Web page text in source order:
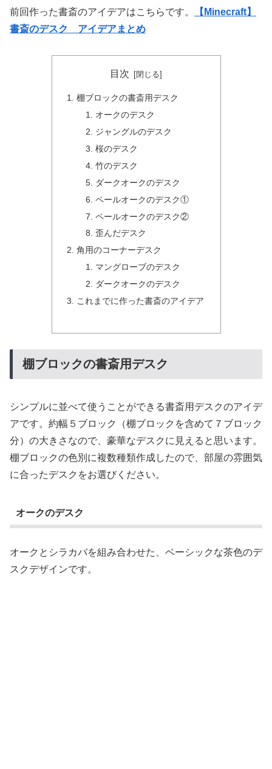
前回作った書斎のアイデアはこちらです。
【Minecraft】
書斎のデスク アイデアまとめ
目次
棚ブロックの書斎用デスク
オークのデスク
ジャングルのデスク
桜のデスク
竹のデスク
ダークオークのデスク
ペールオークのデスク①
ペールオークのデスク②
歪んだデスク
角用のコーナーデスク
マングローブのデスク
ダークオークのデスク
これまでに作った書斎のアイデア
棚ブロックの書斎用デスク
シンプルに並べて使うことができる書斎用デスクのアイデ
アです。約幅５ブロック（棚ブロックを含めて７ブロック
分）の大きさなので、豪華なデスクに見えると思います。
棚ブロックの色別に複数種類作成したので、部屋の雰囲気
に合ったデスクをお選びください。
オークのデスク
オークとシラカバを組み合わせた、ベーシックな茶色のデ
スクデザインです。